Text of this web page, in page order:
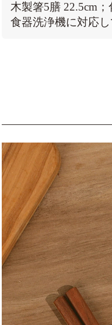
木製箸5膳 22.5cm；
食器洗浄機に対応し